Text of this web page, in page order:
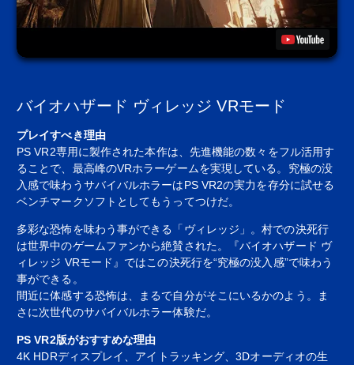
バイオハザード ヴィレッジ VRモード
プレイすべき理由
PS VR2専用に製作された本作は、先進機能の数々をフル活用す
ることで、最高峰のVRホラーゲームを実現している。究極の没
入感で味わうサバイバルホラーはPS VR2の実力を存分に試せる
ベンチマークソフトとしてもうってつけだ。
多彩な恐怖を味わう事ができる「ヴィレッジ」。村での決死行
は世界中のゲームファンから絶賛された。『バイオハザード ヴ
ィレッジ VRモード』ではこの決死行を“究極の没入感”で味わう
事ができる。
間近に体感する恐怖は、まるで自分がそこにいるかのよう。ま
さに次世代のサバイバルホラー体験だ。
PS VR2版がおすすめな理由
4K HDRディスプレイ、アイトラッキング、3Dオーディオの生